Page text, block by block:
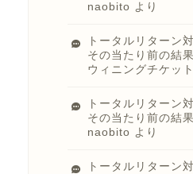
naobito より
トータルリター
その当たり前の結
ウィニングチケット
トータルリター
その当たり前の結
naobito より
トータルリター